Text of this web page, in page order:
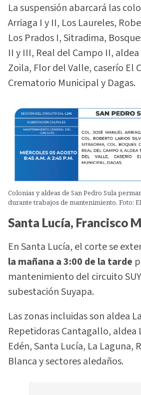
La suspensión abarcará las
Arriaga I y II, Los Laureles,
Los Prados I, Sitradima,
II y III, Real del Campo II,
Zoila, Flor del Valle, caserío El
Crematorio Municipal y Dagas.
Colonias y aldeas de San Pedro Sula
durante trabajos de mantenimiento. Foto:
Santa Lucía, Francisco
En Santa Lucía, el corte se
la mañana a 3:00 de la tarde
mantenimiento del circuito
subestación Suyapa.
Las zonas incluidas son aldea
Repetidoras Cantagallo, aldea
Edén, Santa Lucía, La Laguna,
Blanca y sectores aledaños.